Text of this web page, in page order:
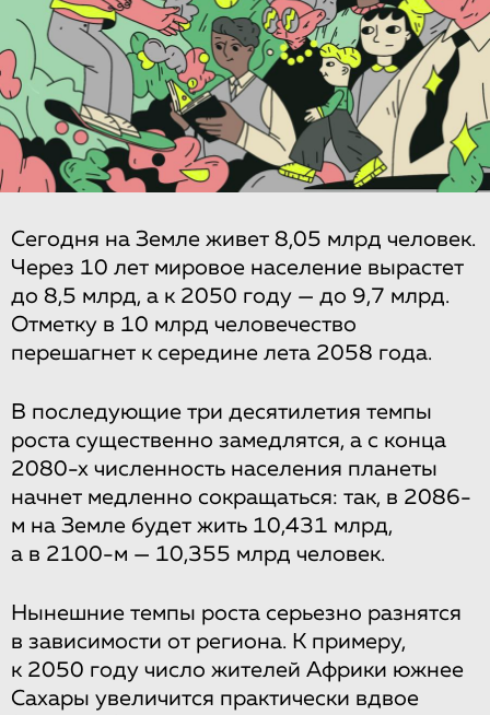
Сегодня на Земле живет 8,05 млрд человек.
Через 10 лет мировое население вырастет
до 8,5 млрд, а к 2050 году — до 9,7 млрд.
Отметку в 10 млрд человечество
перешагнет к середине лета 2058 года.
В последующие три десятилетия темпы
роста существенно замедлятся, а с конца
2080-х численность населения планеты
начнет медленно сокращаться: так, в 2086-
м на Земле будет жить 10,431 млрд,
а в 2100-м — 10,355 млрд человек.
Нынешние темпы роста серьезно разнятся
в зависимости от региона. К примеру,
к 2050 году число жителей Африки южнее
Сахары увеличится практически вдвое